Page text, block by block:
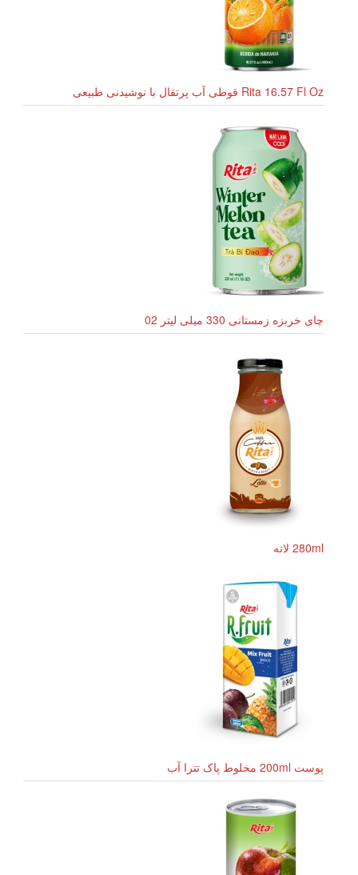
Rita 16.57 Fl Oz قوطی آب پرتقال با نوشیدنی طبیعی
چای خربزه زمستانی 330 میلی لیتر 02
280ml لاته
پوست 200ml مخلوط پاک تترا آب